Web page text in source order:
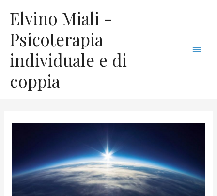
contenuto
Elvino Miali -
Psicoterapia
individuale e di
coppia
a
t
e
g
o
r